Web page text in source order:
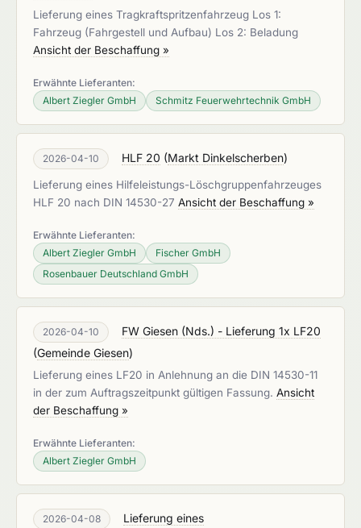
Lieferung eines Tragkraftspritzenfahrzeug Los 1:
Fahrzeug (Fahrgestell und Aufbau) Los 2: Beladung
Ansicht der Beschaffung »
Erwähnte Lieferanten:
Albert Ziegler GmbH
Schmitz Feuerwehrtechnik GmbH
2026-04-10 HLF 20 (Markt Dinkelscherben)
Lieferung eines Hilfeleistungs-Löschgruppenfahrzeuges
HLF 20 nach DIN 14530-27 Ansicht der Beschaffung »
Erwähnte Lieferanten:
Albert Ziegler GmbH
Fischer GmbH
Rosenbauer Deutschland GmbH
2026-04-10
FW Giesen (Nds.) - Lieferung 1x LF20
(Gemeinde Giesen)
Lieferung eines LF20 in Anlehnung an die DIN 14530-11
in der zum Auftragszeitpunkt gültigen Fassung. Ansicht
der Beschaffung »
Erwähnte Lieferanten:
Albert Ziegler GmbH
2026-04-08 Lieferung eines